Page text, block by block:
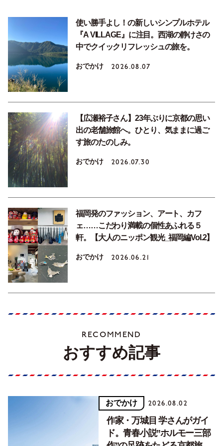
使い勝手よし！の新しいシンプルホテル
『A VILLAGE』に注目。西湖の静けさの
中でクイックリフレッシュの旅を。
おでかけ 2026.08.07
【広瀬裕子さん】23年ぶりに京都の思い
出の老舗旅館へ。ひとり、気ままに過ご
す旅のたのしみ。
おでかけ 2026.07.30
福岡発のファッション、アート、カフ
ェ……こだわり満載の個性あふれる５
軒。【大人のニッポン観光_福岡編Vol.2】
おでかけ 2026.06.21
RECOMMEND
おすすめ記事
おでかけ 2026.08.02
作家・万城目 学さんがガイ
ド。青春小説”ホルモー三部